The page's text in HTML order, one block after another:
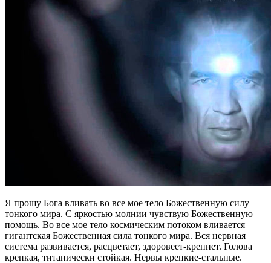
Я прошу Бога вливать во все мое тело Божественную силу
тонкого мира. С яркостью молнии чувствую Божественную
помощь. Во все мое тело космическим потоком вливается
гигантская Божественная сила тонкого мира. Вся нервная
система развивается, расцветает, здоровеет-крепнет. Голова
крепкая, титанически стойкая. Нервы крепкие-стальные.